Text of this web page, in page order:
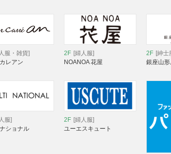
服・雑貨]
レアン
2F [婦人服]
NOANOA 花屋
2F [紳
銀座山
服]
ショナル
2F [婦人服]
ユーエスキュート